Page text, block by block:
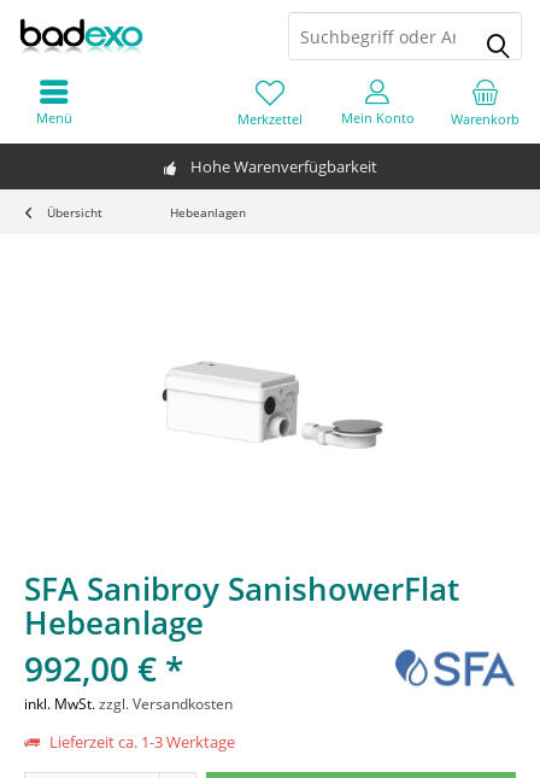
Hohe Warenverfügbarkeit
Warenkorb
Merkzettel Mein Konto
Menü
Übersicht Hebeanlagen
SFA Sanibroy SanishowerFlat
Hebeanlage
992,00 € *
inkl. MwSt.zzgl. Versandkosten
Lieferzeit ca. 1-3 Werktage